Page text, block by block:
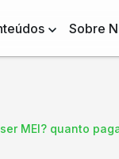
Sobre
MEI? quanto